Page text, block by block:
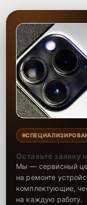
Оставьте заявку
Мы — сервисный
на ремонте
комплектующие,
на каждую работу.